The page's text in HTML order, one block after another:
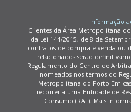
Informação
Clientes da Área Metropolitana
da Lei 144/2015, de 8 de
contratos de compra e venda ou
relacionados serão
Regulamento do Centro de
nomeados nos termos do
Metropolitana do Porto Em
recorrer a uma Entidade de
Consumo (RAL). Mais